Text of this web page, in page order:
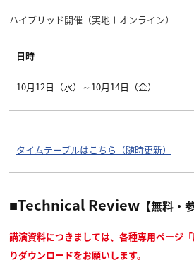
ハイブリッド開催（実地＋オンライン）
日時
10月12日（水）～10月14日（金）
タイムテーブルはこちら（随時更新）
■Technical Review 【無料・
講演資料につきましては、各種専用ページ
りダウンロードをお願いします。